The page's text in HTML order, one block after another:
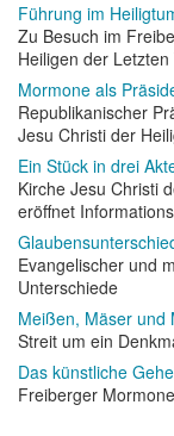
Führung im
Zu Besuch im
Heiligen der Letzten
Mormone als
Republikanischer
Jesu Christi der
Ein Stück in drei
Kirche Jesu Christi
eröffnet
Evangelischer und
Unterschiede
Meißen, Mäser und
Streit um ein
Das künstliche
Freiberger